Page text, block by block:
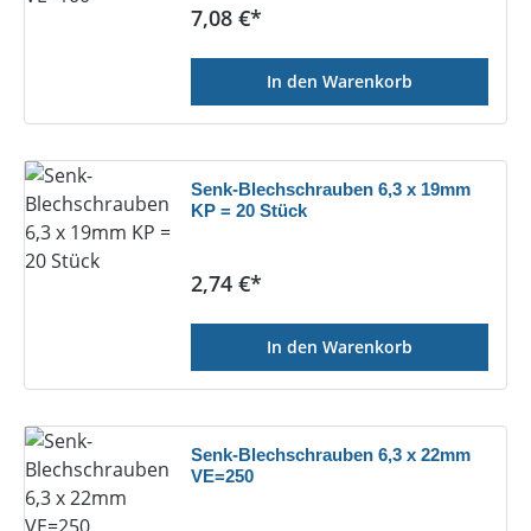
Regulärer Preis:
7,08 €*
In den Warenkorb
Senk-Blechschrauben 6,3 x 19mm
KP = 20 Stück
Regulärer Preis:
2,74 €*
In den Warenkorb
Senk-Blechschrauben 6,3 x 22mm
VE=250